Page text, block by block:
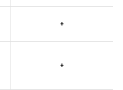
+
+